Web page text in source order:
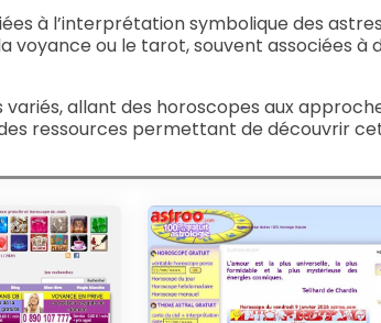
à l’interprétation symbolique des
voyance ou le tarot, souvent associées à
allant des horoscopes aux
ressources permettant de découvrir